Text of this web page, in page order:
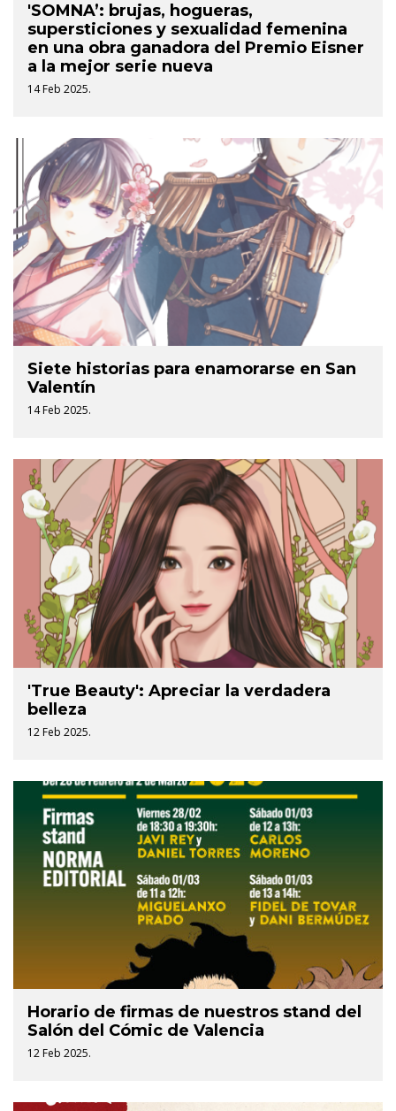
'SOMNA’: brujas, hogueras,
supersticiones y sexualidad femenina
en una obra ganadora del Premio Eisner
a la mejor serie nueva
14 Feb 2025.
Siete historias para enamorarse en San
Valentín
14 Feb 2025.
'True Beauty': Apreciar la verdadera
belleza
12 Feb 2025.
Horario de firmas de nuestros stand del
Salón del Cómic de Valencia
12 Feb 2025.